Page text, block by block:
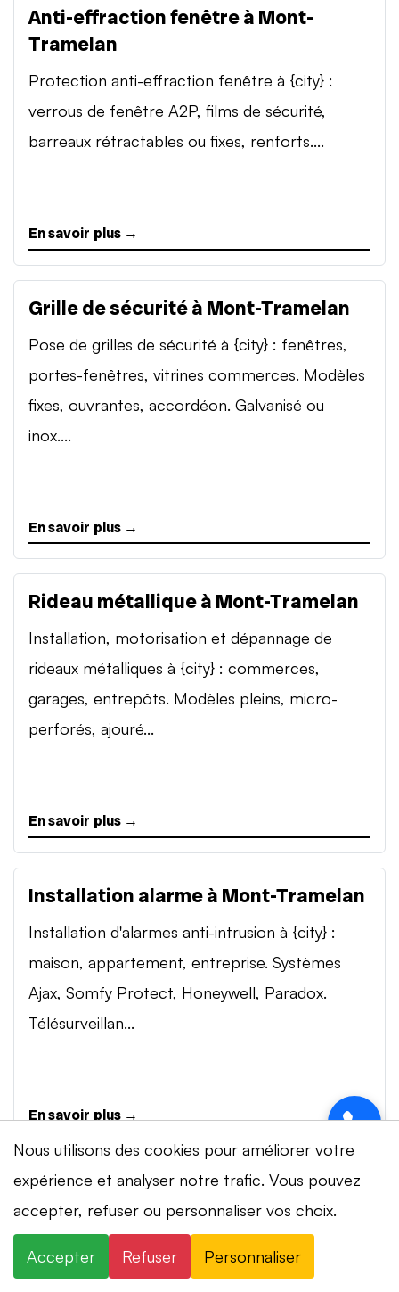
Anti-effraction fenêtre à Mont-
Tramelan
Protection anti-effraction fenêtre à {city} :
verrous de fenêtre A2P, films de sécurité,
barreaux rétractables ou fixes, renforts....
En savoir plus →
Grille de sécurité à Mont-Tramelan
Pose de grilles de sécurité à {city} : fenêtres,
portes-fenêtres, vitrines commerces. Modèles
fixes, ouvrantes, accordéon. Galvanisé ou
inox....
En savoir plus →
Rideau métallique à Mont-Tramelan
Installation, motorisation et dépannage de
rideaux métalliques à {city} : commerces,
garages, entrepôts. Modèles pleins, micro-
perforés, ajouré...
En savoir plus →
Installation alarme à Mont-Tramelan
Installation d'alarmes anti-intrusion à {city} :
maison, appartement, entreprise. Systèmes
Ajax, Somfy Protect, Honeywell, Paradox.
Télésurveillan...
En savoir plus →
Vidéosurveillance à Mont-Tramelan
Installation de systèmes de vidéosurveillance à
{city} : caméras IP 4K, visionnage smartphone,
Nous utilisons des cookies pour améliorer votre
expérience et analyser notre trafic. Vous pouvez
accepter, refuser ou personnaliser vos choix.
Accepter Refuser Personnaliser
⚡ Intervention en 20 min· 24h/24 · 7j/7 ·
Devis gratuit
+41 78 319 32 82
WhatsApp